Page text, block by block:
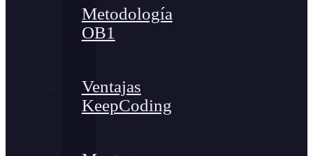
Metodología
OB1
Ventajas
KeepCoding